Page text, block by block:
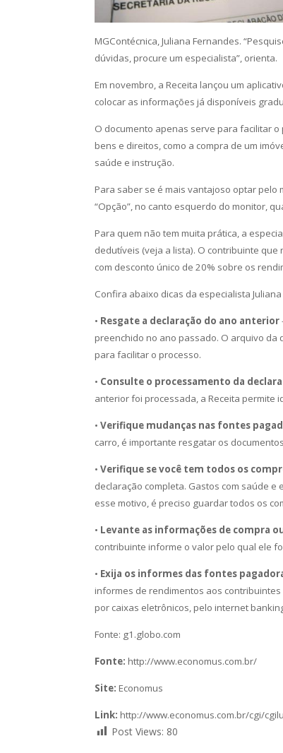
MGContécnica, Juliana Fernandes.
dúvidas, procure um especialista”, orienta.
Em novembro, a Receita lançou um
colocar as informações já disponíveis
O documento apenas serve para facilitar
bens e direitos, como a compra de um
saúde e instrução.
Para saber se é mais vantajoso optar pelo
“Opção”, no canto esquerdo do monitor,
Para quem não tem muita prática, a
dedutíveis (veja a lista). O contribuinte
com desconto único de 20% sobre os
Confira abaixo dicas da especialista
• Resgate a declaração do ano anterior
preenchido no ano passado. O arquivo da
para facilitar o processo.
• Consulte o processamento da
anterior foi processada, a Receita permite
•Verifique mudanças nas fontes
carro, é importante resgatar os
•Verifique se você tem todos os
declaração completa. Gastos com saúde
esse motivo, é preciso guardar todos os
• Levante as informações de compra
contribuinte informe o valor pelo qual ele
• Exija os informes das fontes
informes de rendimentos aos
por caixas eletrônicos, pelo internet
Fonte: g1.globo.com
Fonte: http://www.economus.com.br/
Site: Economus
Link: http://www.economus.com.br/cgi/
Post Views: 80